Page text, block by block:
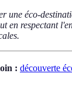
une éco-
en respectant
: découverte